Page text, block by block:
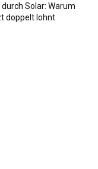
Solar: Warum
doppelt lohnt